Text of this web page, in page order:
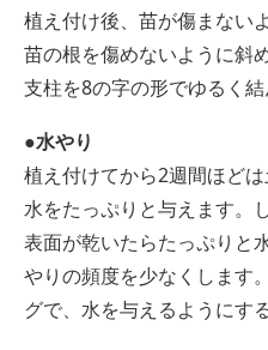
植え付け後、苗が傷まない
苗の根を傷めないように斜
支柱を8の字の形でゆるく結
●水やり
植え付けてから2週間ほどは
水をたっぷりと与えます。
表面が乾いたらたっぷりと
やりの頻度を少なくします
グで、水を与えるようにす